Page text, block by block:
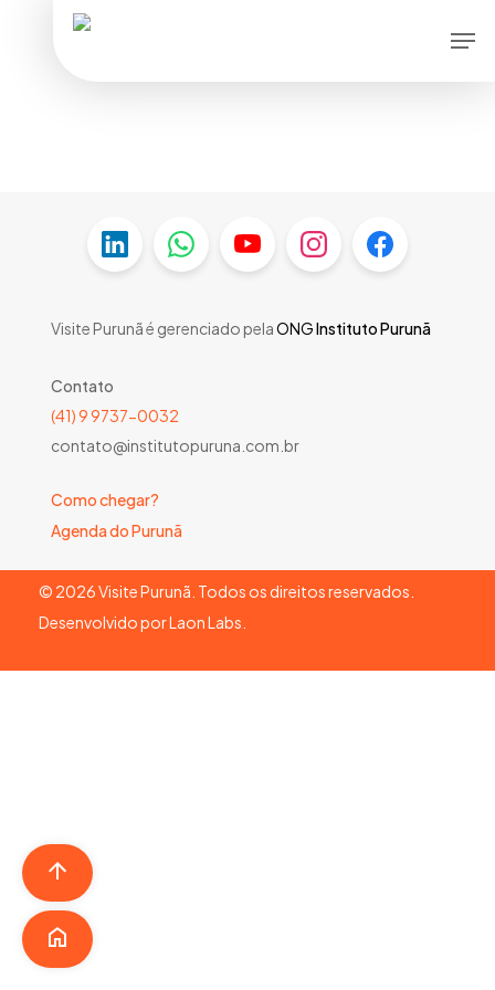
Visite Purunã é gerenciado pelaONGInstituto Purunã
Contato
(41) 9 9737-0032
contato@institutopuruna.com.br
Como chegar?
Agenda do Purunã
© 2026Visite Purunã. Todos os direitos reservados.
Desenvolvido porLaon Labs